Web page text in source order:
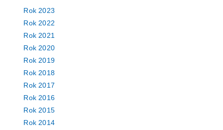
Rok 2023
Rok 2022
Rok 2021
Rok 2020
Rok 2019
Rok 2018
Rok 2017
Rok 2016
Rok 2015
Rok 2014